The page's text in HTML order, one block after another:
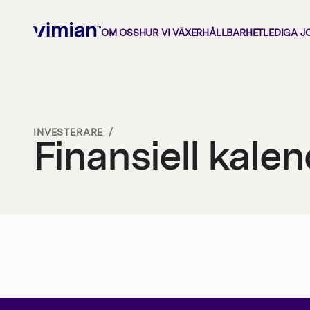
OM OSSHUR VI VÄXER HÅLLBARHETLEDIGA
Hur vi växer
INVESTERARE /
Finansiell